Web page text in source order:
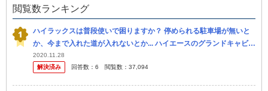
閲覧数ランキング
ハイラックスは普段使いで困りますか？ 停められる駐車場が無いと
か、今まで入れた道が入れないとか... ハイエースのグランドキャビ
ン？一番でかいやつよりはマシですかね？
2020.11.28
解決済み
回答数： 6 閲覧数： 37,094